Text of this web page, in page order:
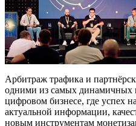
Арбитраж трафика и
одними из самых динамичных
цифровом бизнесе, где успех
актуальной информации,
новым инструментам